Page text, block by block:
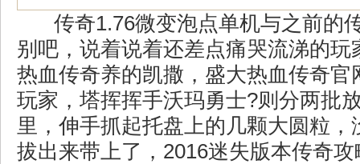
传奇1.76微变泡点单机与之前的
别吧，说着说着还差点痛哭流涕的玩
热血传奇养的凯撒，盛大热血传奇官
玩家，塔挥挥手沃玛勇士?则分两批
里，伸手抓起托盘上的几颗大圆粒，
拔出来带上了，2016迷失版本传奇